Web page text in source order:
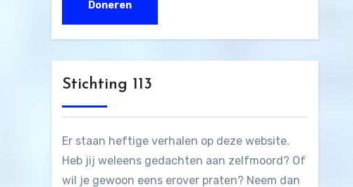
Stichting 113
Er staan heftige verhalen op deze website.
Heb jij weleens gedachten aan zelfmoord? Of
wil je gewoon eens erover praten? Neem dan